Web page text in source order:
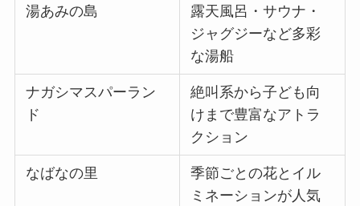
湯あみの島
露天風呂・サウナ・
ジャグジーなど多彩
な湯船
ナガシマスパーラン
ド
絶叫系から子ども向
けまで豊富なアトラ
クション
なばなの里
季節ごとの花とイル
ミネーションが人気